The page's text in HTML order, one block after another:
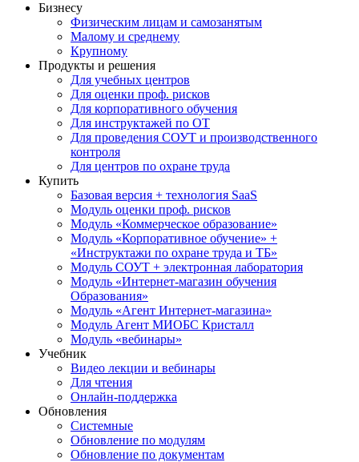
Бизнесу
Физическим лицам и самозанятым
Малому и среднему
Крупному
Продукты и решения
Для учебных центров
Для оценки проф. рисков
Для корпоративного обучения
Для инструктажей по ОТ
Для проведения СОУТ и производственного
контроля
Для центров по охране труда
Купить
Базовая версия + технология SaaS
Модуль оценки проф. рисков
Модуль «Коммерческое образование»
Модуль «Корпоративное обучение» +
«Инструктажи по охране труда и ТБ»
Модуль СОУТ + электронная лаборатория
Модуль «Интернет-магазин обучения
Образования»
Модуль «Агент Интернет-магазина»
Модуль Агент МИОБС Кристалл
Модуль «вебинары»
Учебник
Видео лекции и вебинары
Для чтения
Онлайн-поддержка
Обновления
Системные
Обновление по модулям
Обновление по документам